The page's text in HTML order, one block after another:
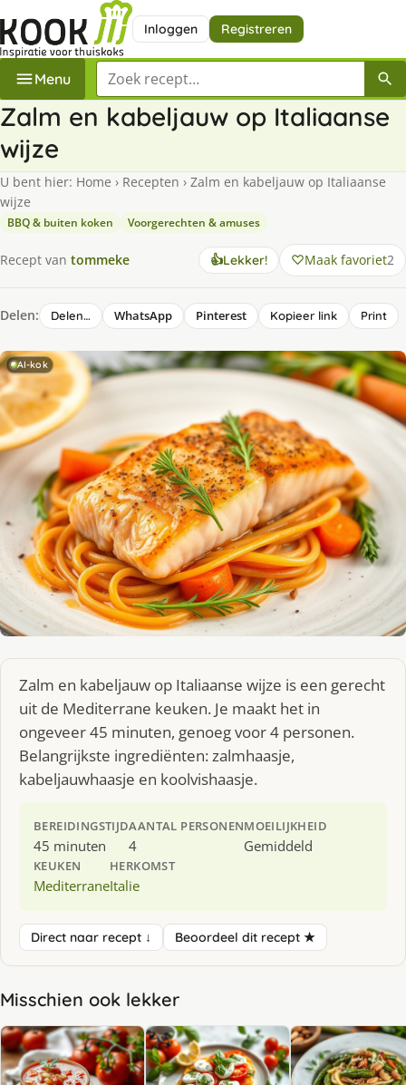
Inloggen Registreren
Menu Zoek een recept
Zalm en kabeljauw op Italiaanse
wijze
U bent hier: Home › Recepten › Zalm en kabeljauw op Italiaanse
wijze
BBQ & buiten koken Voorgerechten & amuses
Recept van tommeke 👍Lekker! Maak favoriet2
Delen: Delen… WhatsApp Pinterest Kopieer link Print
AI-kok
Zalm en kabeljauw op Italiaanse wijze is een gerecht
uit de Mediterrane keuken. Je maakt het in
ongeveer 45 minuten, genoeg voor 4 personen.
Belangrijkste ingrediënten: zalmhaasje,
kabeljauwhaasje en koolvishaasje.
BEREIDINGSTIJD
45 minuten
AANTAL PERSONEN
4
MOEILIJKHEID
Gemiddeld
KEUKEN
Mediterrane
HERKOMST
Italie
Direct naar recept ↓ Beoordeel dit recept ★
Misschien ook lekker